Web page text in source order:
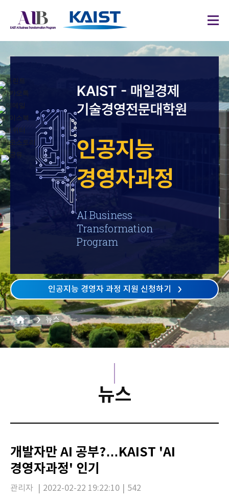
KAIST - 매일경제
기술경영전문대학원
인공지능
경영자과정
AI Business
Transformation
Program
인공지능 경영자 과정 지원 신청하기
뉴스
뉴스
개발자만 AI 공부?…KAIST 'AI
경영자과정' 인기
관리자 2022-02-22 19:22:10 542